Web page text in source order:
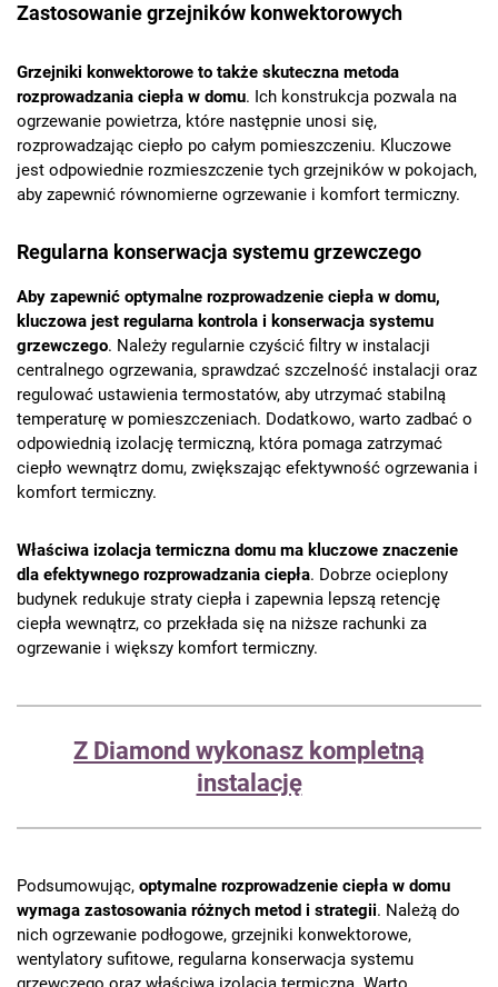
Zastosowanie grzejników konwektorowych
Grzejniki konwektorowe to także skuteczna metoda
rozprowadzania ciepła w domu. Ich konstrukcja pozwala na
ogrzewanie powietrza, które następnie unosi się,
rozprowadzając ciepło po całym pomieszczeniu. Kluczowe
jest odpowiednie rozmieszczenie tych grzejników w pokojach,
aby zapewnić równomierne ogrzewanie i komfort termiczny.
Regularna konserwacja systemu grzewczego
Aby zapewnić optymalne rozprowadzenie ciepła w domu,
kluczowa jest regularna kontrola i konserwacja systemu
grzewczego. Należy regularnie czyścić filtry w instalacji
centralnego ogrzewania, sprawdzać szczelność instalacji oraz
regulować ustawienia termostatów, aby utrzymać stabilną
temperaturę w pomieszczeniach. Dodatkowo, warto zadbać o
odpowiednią izolację termiczną, która pomaga zatrzymać
ciepło wewnątrz domu, zwiększając efektywność ogrzewania i
komfort termiczny.
Właściwa izolacja termiczna domu ma kluczowe znaczenie
dla efektywnego rozprowadzania ciepła. Dobrze ocieplony
budynek redukuje straty ciepła i zapewnia lepszą retencję
ciepła wewnątrz, co przekłada się na niższe rachunki za
ogrzewanie i większy komfort termiczny.
Z Diamond wykonasz kompletną
instalację
Podsumowując, optymalne rozprowadzenie ciepła w domu
wymaga zastosowania różnych metod i strategii. Należą do
nich ogrzewanie podłogowe, grzejniki konwektorowe,
wentylatory sufitowe, regularna konserwacja systemu